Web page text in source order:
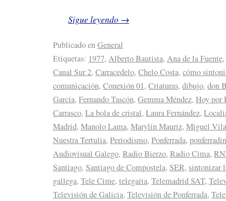
Sigue leyendo →
Publicado enGeneral
Etiquetas: 1977, Alberto Bautista, Ana de la Fuente,
Canal Sur 2, Carracedelo, Chelo Costa, cómo
comunicación, Conexión 01, Criaturas, dibujo, don
García, Fernando Tascón, Gemma Méndez, Hoy por
Carrasco, La bola de cristal, Laura Fernández,
Madrid, Manolo Lama, Marylin Mauriz, Miguel Vila
Nuestra Tertulia, Periodismo, Ponferrada,
Audiovisual Galego, Radio Bierzo, Radio Cima,
Santiago, Santiago de Compostela, SER, sintonizar
gallega, Tele Cime, telegaita, Telemadrid SAT,
Televisión de Galicia, Televisión de Ponferrada,